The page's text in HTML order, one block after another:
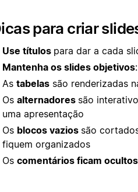
para criar
Use títulos para dar a cada
Mantenha os slides objetivos
As tabelas são renderizadas
Os alternadores são
uma apresentação
Os blocos vazios são
fiquem organizados
Os comentários ficam ocultos